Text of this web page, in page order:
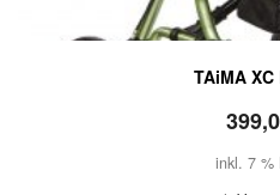
TAiMA
inkl. 7 %